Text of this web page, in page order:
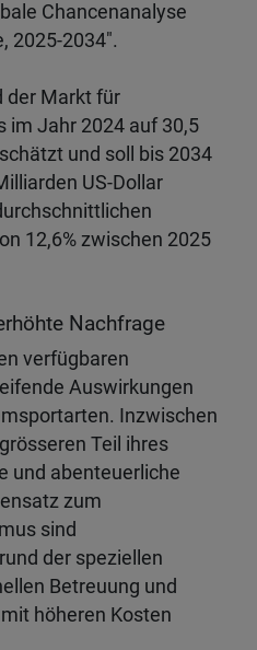
Chancenanalyse
2025-2034".
der Markt für
im Jahr 2024 auf 30,5
und soll bis 2034
US-Dollar
12,6% zwischen 2025
Nachfrage
verfügbaren
Auswirkungen
Inzwischen
Teil ihres
und abenteuerliche
zum
sind
der speziellen
Betreuung und
höheren Kosten